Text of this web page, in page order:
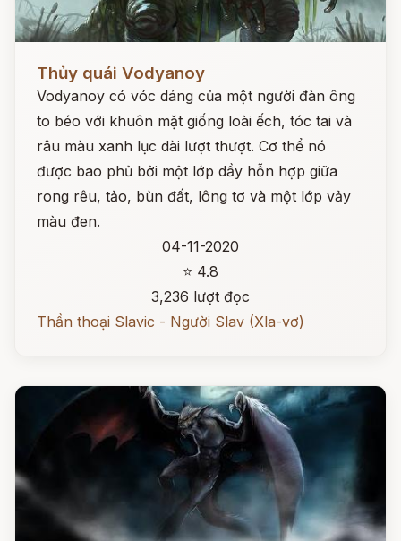
Thủy quái Vodyanoy
Vodyanoy có vóc dáng của một người đàn ông
to béo với khuôn mặt giống loài ếch, tóc tai và
râu màu xanh lục dài lượt thượt. Cơ thể nó
được bao phủ bởi một lớp dầy hỗn hợp giữa
rong rêu, tảo, bùn đất, lông tơ và một lớp vảy
màu đen.
04-11-2020
⭐ 4.8
3,236 lượt đọc
Thần thoại Slavic - Người Slav (Xla-vơ)